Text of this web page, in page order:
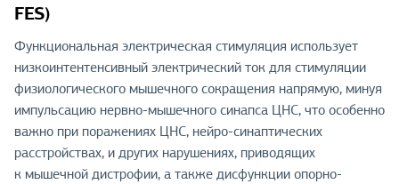
FES)
Функциональная электрическая стимуляция использует
низкоинтентенсивный электрический ток для стимуляции
физиологического мышечного сокращения напрямую, минуя
импульсацию нервно-мышечного синапса ЦНС, что особенно
важно при поражениях ЦНС, нейро-синаптических
расстройствах, и других нарушениях, приводящих
к мышечной дистрофии, а также дисфункции опорно-